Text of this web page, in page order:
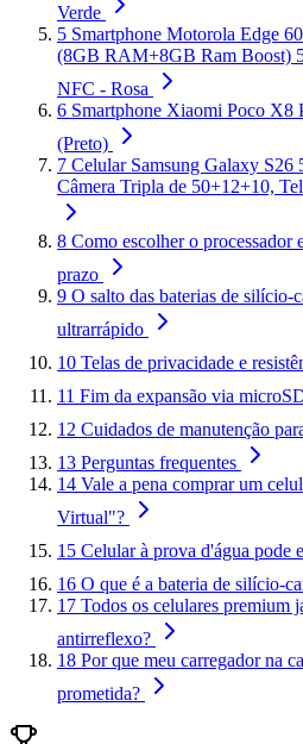
Verde
5 Smartphone Motorola Edge
(8GB RAM+8GB Ram Boost)
NFC - Rosa
6 Smartphone Xiaomi Poco X8
(Preto)
7 Celular Samsung Galaxy
Câmera Tripla de 50+12+10,
8 Como escolher o processador
prazo
9 O salto das baterias de silício-
ultrarrápido
10 Telas de privacidade e
11 Fim da expansão via
12 Cuidados de manutenção
13 Perguntas frequentes
14 Vale a pena comprar um
Virtual"?
15 Celular à prova d'água pode
16 O que é a bateria de silício-
17 Todos os celulares premium
antirreflexo?
18 Por que meu carregador na
prometida?